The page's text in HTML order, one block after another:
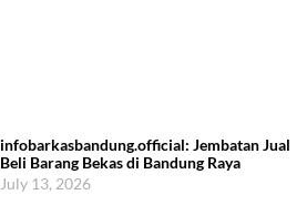
infobarkasbandung.official: Jembatan Jual
Beli Barang Bekas di Bandung Raya
July 13, 2026